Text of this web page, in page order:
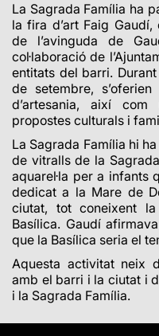
La Sagrada Família ha
la fira d’art Faig
de l’avinguda de
col·laboració de
entitats del barri.
de setembre,
d’artesania, així
propostes culturals i
La Sagrada Família hi
de vitralls de la
aquarel·la per a infants
dedicat a la Mare de
ciutat, tot coneixent
Basílica. Gaudí
que la Basílica seria el
Aquesta activitat neix
amb el barri i la ciutat i
i la Sagrada Família.